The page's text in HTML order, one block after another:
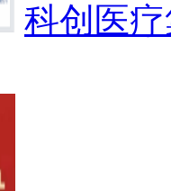
科创医